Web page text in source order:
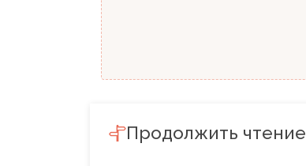
Продолжить чтение